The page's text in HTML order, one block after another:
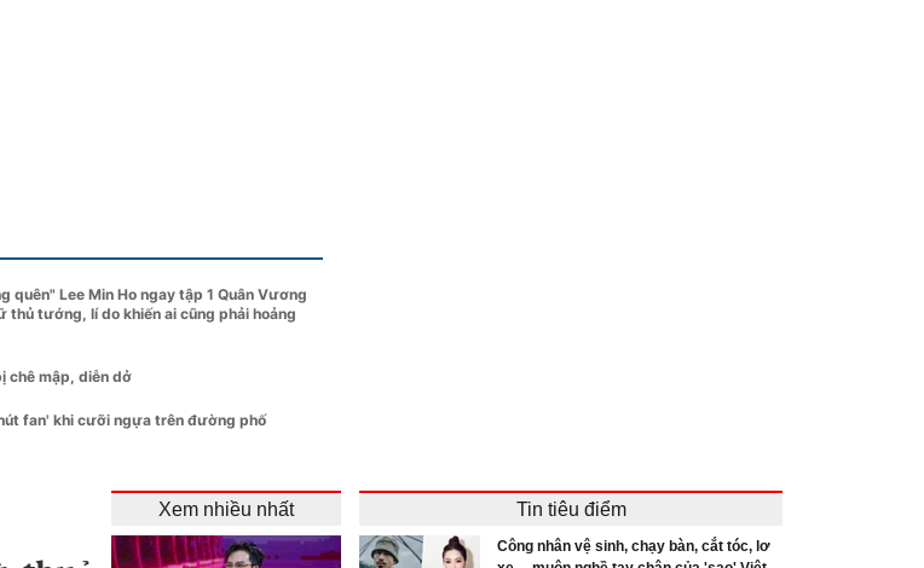
quên" Lee Min Ho ngay tập 1 Quân Vương
thủ tướng, lí do khiến ai cũng phải hoảng
chê mập, diễn dở
fan' khi cưỡi ngựa trên đường phố
Xem nhiều nhất Tin tiêu điểm
Công nhân vệ sinh, chạy bàn, cắt tóc, lơ